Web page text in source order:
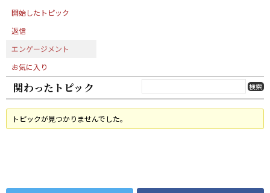
開始したトピック
返信
エンゲージメント
お気に入り
関わったトピック
トピックが見つかりませんでした。